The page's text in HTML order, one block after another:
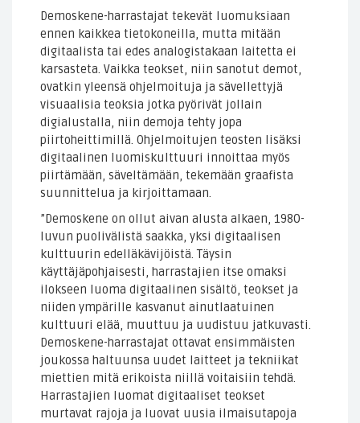
Demoskene-harrastajat tekevät luomuksiaan
ennen kaikkea tietokoneilla, mutta mitään
digitaalista tai edes analogistakaan laitetta ei
karsasteta. Vaikka teokset, niin sanotut demot,
ovatkin yleensä ohjelmoituja ja sävellettyjä
visuaalisia teoksia jotka pyörivät jollain
digialustalla, niin demoja tehty jopa
piirtoheittimillä. Ohjelmoitujen teosten lisäksi
digitaalinen luomiskulttuuri innoittaa myös
piirtämään, säveltämään, tekemään graafista
suunnittelua ja kirjoittamaan.
”Demoskene on ollut aivan alusta alkaen, 1980-
luvun puolivälistä saakka, yksi digitaalisen
kulttuurin edelläkävijöistä. Täysin
käyttäjäpohjaisesti, harrastajien itse omaksi
ilokseen luoma digitaalinen sisältö, teokset ja
niiden ympärille kasvanut ainutlaatuinen
kulttuuri elää, muuttuu ja uudistuu jatkuvasti.
Demoskene-harrastajat ottavat ensimmäisten
joukossa haltuunsa uudet laitteet ja tekniikat
miettien mitä erikoista niillä voitaisiin tehdä.
Harrastajien luomat digitaaliset teokset
murtavat rajoja ja luovat uusia ilmaisutapoja